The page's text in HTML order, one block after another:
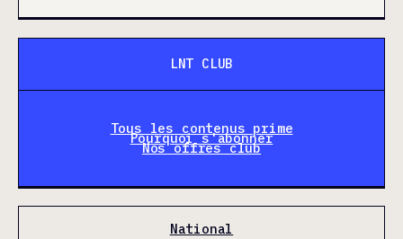
LNT CLUB
Tous les contenus prime
Pourquoi s'abonner
Nos offres club
National